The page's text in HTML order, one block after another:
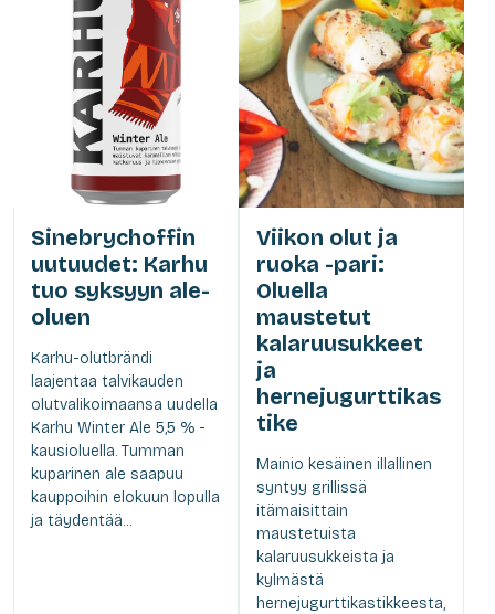
Sinebrychoffin
uutuudet: Karhu
tuo syksyyn ale-
oluen
Karhu-olutbrändi
laajentaa talvikauden
olutvalikoimaansa uudella
Karhu Winter Ale 5,5 % -
kausioluella. Tumman
kuparinen ale saapuu
kauppoihin elokuun lopulla
ja täydentää...
Viikon olut ja
ruoka -pari:
Oluella
maustetut
kalaruusukkeet
ja
hernejugurttikas
tike
Mainio kesäinen illallinen
syntyy grillissä
itämaisittain
maustetuista
kalaruusukkeista ja
kylmästä
hernejugurttikastikkeesta,